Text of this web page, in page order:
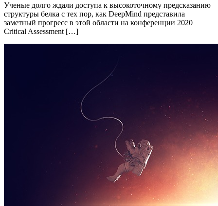
Ученые долго ждали доступа к высокоточному предсказанию
структуры белка с тех пор, как DeepMind представила
заметный прогресс в этой области на конференции 2020
Critical Assessment […]